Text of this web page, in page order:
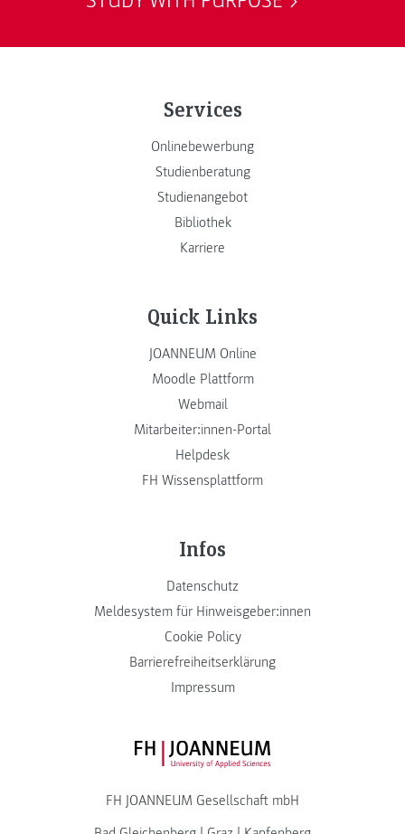
Services
Onlinebewerbung
Studienberatung
Studienangebot
Bibliothek
Karriere
Quick Links
JOANNEUM Online
Moodle Plattform
Webmail
Mitarbeiter:innen-Portal
Helpdesk
FH Wissensplattform
Infos
Datenschutz
Meldesystem für Hinweisgeber:innen
Cookie Policy
Barrierefreiheitserklärung
Impressum
FH JOANNEUM Logo
FH JOANNEUM Gesellschaft mbH